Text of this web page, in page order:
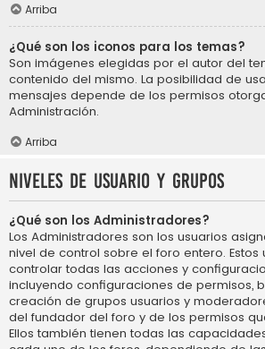
Arriba
¿Qué son los iconos para los temas?
Son imágenes elegidas por el autor del
contenido del mismo. La posibilidad de
mensajes depende de los permisos
Administración.
Arriba
Niveles de usuario y grupos
¿Qué son los Administradores?
Los Administradores son los usuarios
nivel de control sobre el foro entero. Estos
controlar todas las acciones y
incluyendo configuraciones de permisos,
creación de grupos usuarios y
del fundador del foro y de los permisos
Ellos también tienen todas las